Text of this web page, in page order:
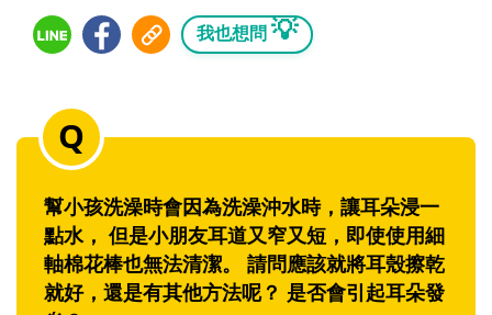
我也想問 💡
幫小孩洗澡時會因為洗澡沖水時，讓耳朵浸一
點水， 但是小朋友耳道又窄又短，即使使用細
軸棉花棒也無法清潔。 請問應該就將耳殼擦乾
就好，還是有其他方法呢？ 是否會引起耳朵發